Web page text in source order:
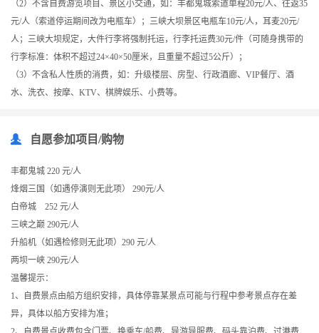
（2）不含自费游览项目、景区小交通，如：丰都鬼城索道单程20元/人、往返35
元/人（索道停运期间改为电瓶车）；三峡大坝景区电瓶车10元/人，耳麦20元/
人；三峡大坝规定，大件行李将强制托运，行李托运费30元/件（可随身携带的
行李标准：体积不超过24×40×50厘米，且重量不超过5公斤）；
（3）不含私人性质的消费，如：升级楼层、房型、行政酒廊、VIP餐厅、酒
水、洗衣、按摩、KTV、棋牌娱乐、小费等。
自愿参加项目/购物
丰都鬼城 220 元/人
烽烟三国（如遇停演则无此项） 290元/人
白帝城 252 元/人
三峡之巅 290元/人
升船机（如遇检修则无此项）290 元/人
两坝一峡 290元/人
温馨提示：
1、自费景点由船方组织安排，具体停靠某景点可能与行程中参考景点存在差
异，具体以船方安排为准；